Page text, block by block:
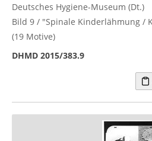
Deutsches Hygiene-Museum (Dt.)
Bild 9 / "Spinale Kinderlähmung /
(19 Motive)
DHMD 2015/383.9